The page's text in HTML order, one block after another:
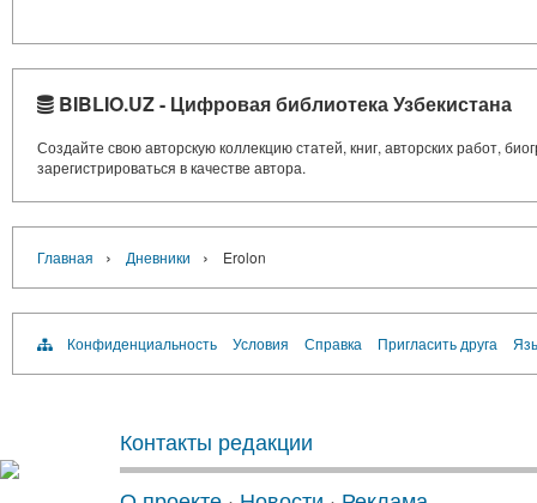
BIBLIO.UZ - Цифровая библиотека Узбекистана
Создайте свою авторскую коллекцию статей, книг, авторских работ,
зарегистрироваться в качестве автора.
Главная › Дневники › Erolon
Конфиденциальность Условия Справка Пригласить друга
Контакты редакции